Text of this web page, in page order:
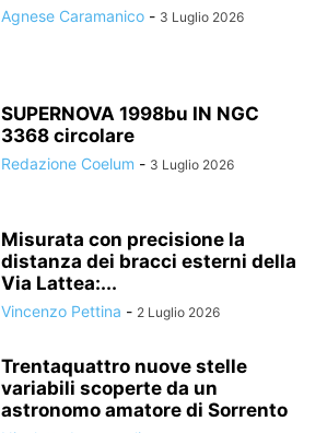
Agnese Caramanico - 3 Luglio 2026
SUPERNOVA 1998bu IN NGC
3368 circolare
Redazione Coelum - 3 Luglio 2026
Misurata con precisione la
distanza dei bracci esterni della
Via Lattea:...
Vincenzo Pettina - 2 Luglio 2026
Trentaquattro nuove stelle
variabili scoperte da un
astronomo amatore di Sorrento